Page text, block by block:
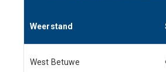
Weerstand
West Betuwe